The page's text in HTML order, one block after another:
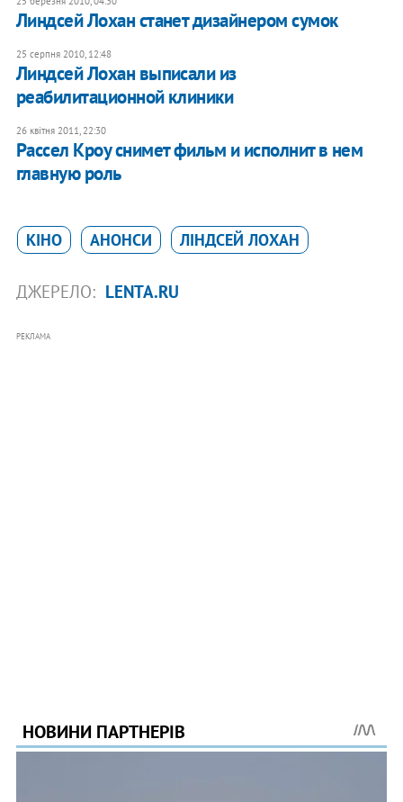
Линдсей Лохан станет дизайнером сумок
25 серпня 2010, 12:48
Линдсей Лохан выписали из
реабилитационной клиники
26 квітня 2011, 22:30
Рассел Кроу снимет фильм и исполнит в нем
главную роль
КІНО АНОНСИ ЛІНДСЕЙ ЛОХАН
ДЖЕРЕЛО: LENTA.RU
РЕКЛАМА